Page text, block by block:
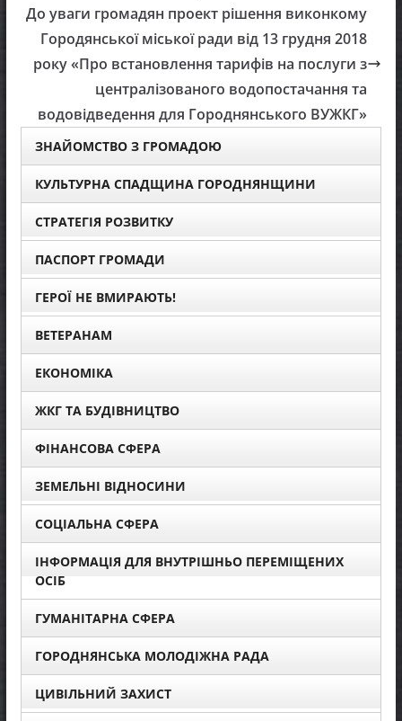
До уваги громадян проект рішення виконкому
Городянської міської ради від 13 грудня 2018
року «Про встановлення тарифів на послуги з
централізованого водопостачання та
водовідведення для Городнянського ВУЖКГ»
ЗНАЙОМСТВО З ГРОМАДОЮ
КУЛЬТУРНА СПАДЩИНА ГОРОДНЯНЩИНИ
СТРАТЕГІЯ РОЗВИТКУ
ПАСПОРТ ГРОМАДИ
ГЕРОЇ НЕ ВМИРАЮТЬ!
ВЕТЕРАНАМ
ЕКОНОМІКА
ЖКГ ТА БУДІВНИЦТВО
ФІНАНСОВА СФЕРА
ЗЕМЕЛЬНІ ВІДНОСИНИ
СОЦІАЛЬНА СФЕРА
ІНФОРМАЦІЯ ДЛЯ ВНУТРІШНЬО ПЕРЕМІЩЕНИХ
ОСІБ
ГУМАНІТАРНА СФЕРА
ГОРОДНЯНСЬКА МОЛОДІЖНА РАДА
ЦИВІЛЬНИЙ ЗАХИСТ